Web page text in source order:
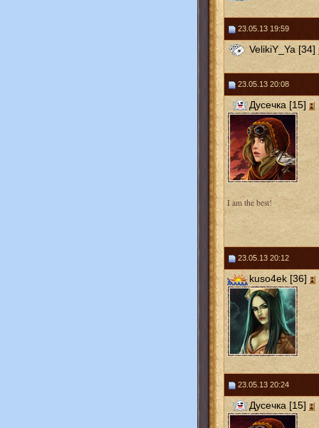
23.05.13 19:59
VelikiY_Ya [34]
23.05.13 20:08
Дусечка [15]
I am the best!
23.05.13 20:12
kuso4ek [36]
23.05.13 20:24
Дусечка [15]